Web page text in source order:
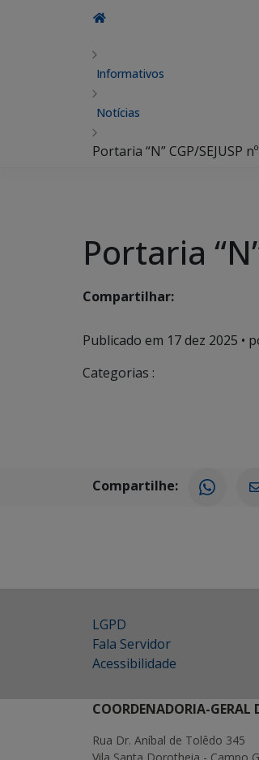
Informativos
Notícias
Portaria “N” CGP/SEJUSP
Portaria
Compartilhar:
Publicado em 17 dez 2025 •
Categorias :
Compartilhe:
LGPD
Fala Servidor
Acessibilidade
COORDENADORIA-GERAL
Rua Dr. Aníbal de Tolêdo 345